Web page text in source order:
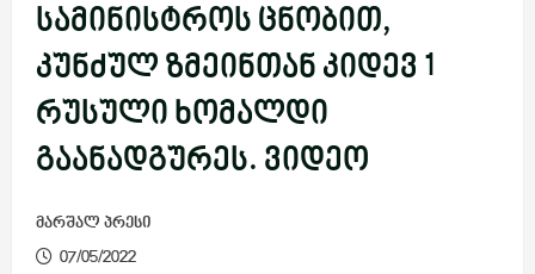
სამინისტროს ცნობით,
კუნძულ ზმეინთან კიდევ 1
რუსული ხომალდი
გაანადგურეს. ვიდეო
მარშალ პრესი
07/05/2022